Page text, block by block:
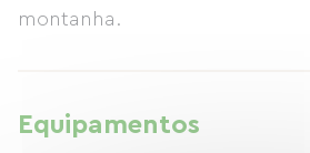
montanha.
Equipamentos